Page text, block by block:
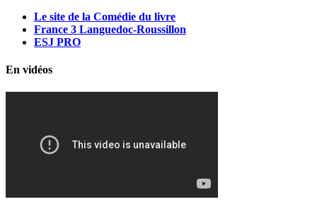
Le site de la Comédie du livre
France 3 Languedoc-Roussillon
ESJ PRO
En vidéos